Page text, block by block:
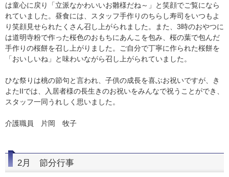
は童心に戻り「立派なかわいいお雛様だね～」と笑顔でご覧になら
れていました。昼食には、スタッフ手作りのちらし寿司をいつもよ
り笑顔見せられたくさん召し上がられました。また、3時のおやつに
は道明寺粉で作った桜色のおもちにあんこを包み、桜の葉で包んだ
手作りの桜餅を召し上がりました。ご自分で丁寧に作られた桜餅を
「おいしいね」と味わいながら召し上がられていました。
ひな祭りは桃の節句と言われ、子供の成長を喜ぶお祝いですが、き
よたIIでは、入居者様の長生きのお祝いをみんなで祝うことができ、
スタッフ一同うれしく思いました。
介護職員 片岡 牧子
2月 節分行事